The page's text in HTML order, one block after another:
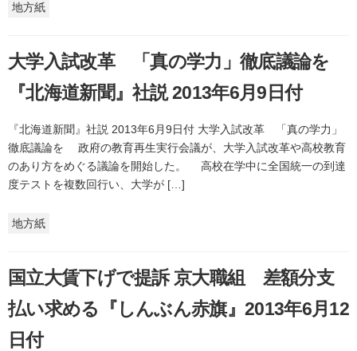
地方紙
大学入試改革 「真の学力」徹底議論を
『北海道新聞』社説 2013年6月9日付
『北海道新聞』社説 2013年6月9日付 大学入試改革 「真の学力」
徹底議論を 政府の教育再生実行会議が、大学入試改革や高校教育
のあり方をめぐる議論を開始した。 高校在学中に全国統一の到達
度テストを複数回行い、大学が […]
地方紙
国立大賃下げで提訴 京大職組 差額分支
払い求める『しんぶん赤旗』2013年6月12
日付